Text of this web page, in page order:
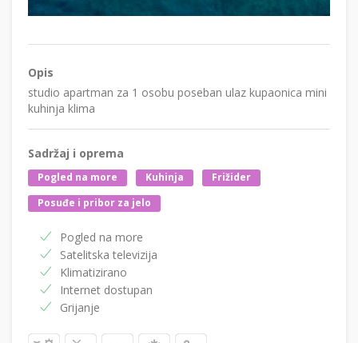
Opis
studio apartman za 1 osobu poseban ulaz kupaonica mini
kuhinja klima
Sadržaj i oprema
Pogled na more Kuhinja
Frižider
Posuđe i pribor za jelo
Pogled na more
Satelitska televizija
Klimatizirano
Internet dostupan
Grijanje